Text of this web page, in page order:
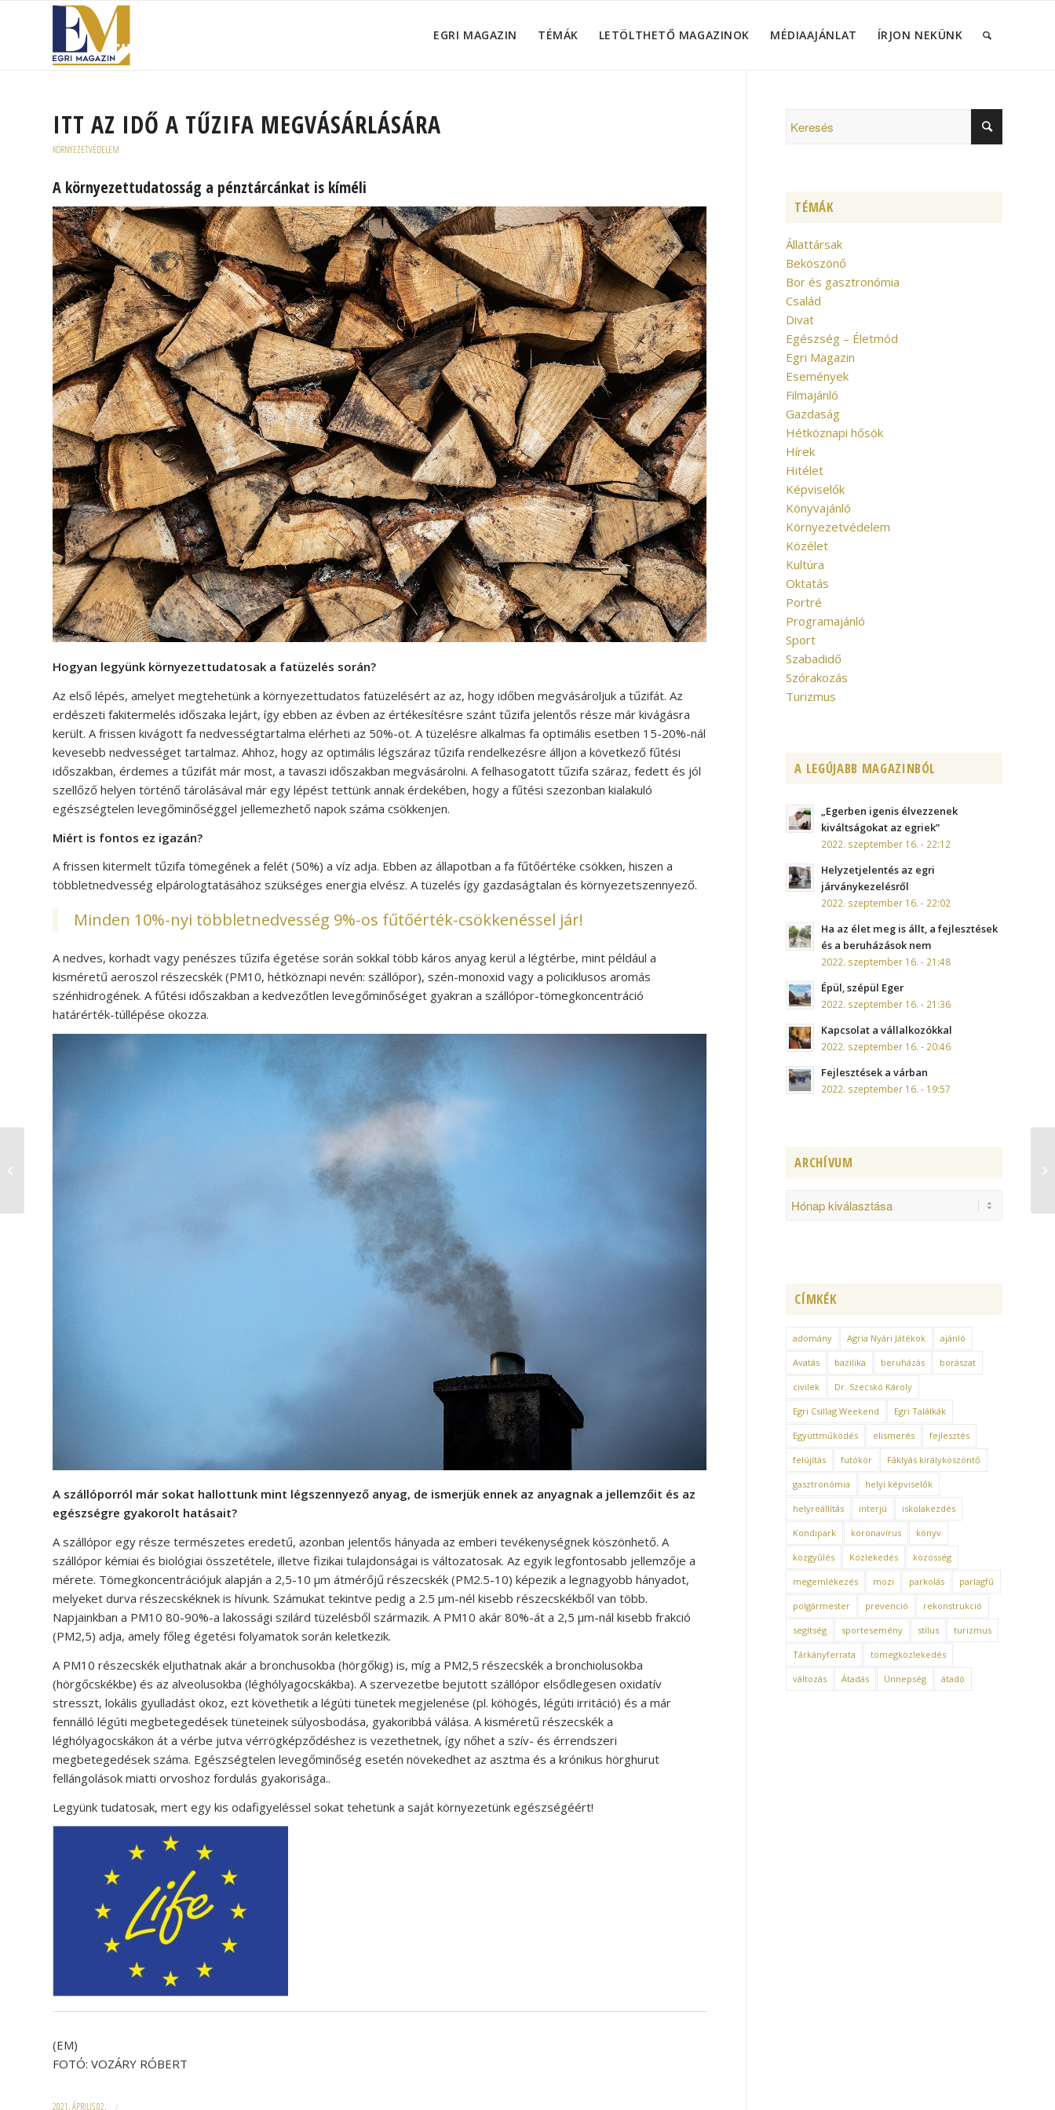
EGRI MAGAZIN TÉMÁK LETÖLTHETŐ MAGAZINOK MÉDIAAJÁNLAT ÍRJON NEKÜNK
ITT AZ IDŐ A TŰZIFA MEGVÁSÁRLÁSÁRA
KÖRNYEZETVÉDELEM
A környezettudatosság a pénztárcánkat is kíméli
Hogyan legyünk környezettudatosak a fatüzelés során?
Az első lépés, amelyet megtehetünk a környezettudatos fatüzelésért az az, hogy időben megvásároljuk a tűzifát. Az
erdészeti fakitermelés időszaka lejárt, így ebben az évben az értékesítésre szánt tűzifa jelentős része már kivágásra
került. A frissen kivágott fa nedvességtartalma elérheti az 50%-ot. A tüzelésre alkalmas fa optimális esetben 15-20%-nál
kevesebb nedvességet tartalmaz. Ahhoz, hogy az optimális légszáraz tűzifa rendelkezésre álljon a következő fűtési
időszakban, érdemes a tűzifát már most, a tavaszi időszakban megvásárolni. A felhasogatott tűzifa száraz, fedett és jól
szellőző helyen történő tárolásával már egy lépést tettünk annak érdekében, hogy a fűtési szezonban kialakuló
egészségtelen levegőminőséggel jellemezhető napok száma csökkenjen.
Miért is fontos ez igazán?
A frissen kitermelt tűzifa tömegének a felét (50%) a víz adja. Ebben az állapotban a fa fűtőértéke csökken, hiszen a
többletnedvesség elpárologtatásához szükséges energia elvész. A tüzelés így gazdaságtalan és környezetszennyező.
Minden 10%-nyi többletnedvesség 9%-os fűtőérték-csökkenéssel jár!
A nedves, korhadt vagy penészes tűzifa égetése során sokkal több káros anyag kerül a légtérbe, mint például a
kisméretű aeroszol részecskék (PM10, hétköznapi nevén: szállópor), szén-monoxid vagy a policiklusos aromás
szénhidrogének. A fűtési időszakban a kedvezőtlen levegőminőséget gyakran a szállópor-tömegkoncentráció
határérték-túllépése okozza.
A szállóporról már sokat hallottunk mint légszennyező anyag, de ismerjük ennek az anyagnak a jellemzőit és az
egészségre gyakorolt hatásait?
A szállópor egy része természetes eredetű, azonban jelentős hányada az emberi tevékenységnek köszönhető. A
szállópor kémiai és biológiai összetétele, illetve fizikai tulajdonságai is változatosak. Az egyik legfontosabb jellemzője a
mérete. Tömegkoncentrációjuk alapján a 2,5-10 µm átmérőjű részecskék (PM2.5-10) képezik a legnagyobb hányadot,
melyeket durva részecskéknek is hívunk. Számukat tekintve pedig a 2.5 µm-nél kisebb részecskékből van több.
Napjainkban a PM10 80-90%-a lakossági szilárd tüzelésből származik. A PM10 akár 80%-át a 2,5 µm-nál kisebb frakció
(PM2,5) adja, amely főleg égetési folyamatok során keletkezik.
A PM10 részecskék eljuthatnak akár a bronchusokba (hörgőkig) is, míg a PM2,5 részecskék a bronchiolusokba
(hörgőcskékbe) és az alveolusokba (léghólyagocskákba). A szervezetbe bejutott szállópor elsődlegesen oxidatív
stresszt, lokális gyulladást okoz, ezt követhetik a légúti tünetek megjelenése (pl. köhögés, légúti irritáció) és a már
fennálló légúti megbetegedések tüneteinek súlyosbodása, gyakoribbá válása. A kisméretű részecskék a
léghólyagocskákon át a vérbe jutva vérrögképződéshez is vezethetnek, így nőhet a szív- és érrendszeri
megbetegedések száma. Egészségtelen levegőminőség esetén növekedhet az asztma és a krónikus hörghurut
fellángolások miatti orvoshoz fordulás gyakorisága..
Legyünk tudatosak, mert egy kis odafigyeléssel sokat tehetünk a saját környezetünk egészségéért!
(EM)
FOTÓ: VOZÁRY RÓBERT
2021. ÁPRILIS 02. /
TÉMÁK
Állattársak
Beköszönő
Bor és gasztronómia
Család
Divat
Egészség – Életmód
Egri Magazin
Események
Filmajánló
Gazdaság
Hétköznapi hősök
Hírek
Hitélet
Képviselők
Könyvajánló
Környezetvédelem
Közélet
Kultúra
Oktatás
Portré
Programajánló
Sport
Szabadidő
Szórakozás
Turizmus
A LEGÚJABB MAGAZINBÓL
„Egerben igenis élvezzenek
kiváltságokat az egriek”
2022. szeptember 16. - 22:12
Helyzetjelentés az egri
járványkezelésről
2022. szeptember 16. - 22:02
Ha az élet meg is állt, a fejlesztések
és a beruházások nem
2022. szeptember 16. - 21:48
Épül, szépül Eger
2022. szeptember 16. - 21:36
Kapcsolat a vállalkozókkal
2022. szeptember 16. - 20:46
Fejlesztések a várban
2022. szeptember 16. - 19:57
ARCHÍVUM
CÍMKÉK
adomány Agria Nyári Játékok ajánló
Avatás bazilika beruházás borászat
civilek Dr. Szecskó Károly
Egri Csillag Weekend Egri Találkák
Együttműködés elismerés fejlesztés
felújítás futókör Fáklyás királyköszöntő
gasztronómia helyi képviselők
helyreállítás interjú iskolakezdés
Kondipark koronavírus könyv
közgyűlés Közlekedés közösség
megemlékezés mozi parkolás parlagfű
polgármester prevenció rekonstrukció
segítség sportesemény stílus turizmus
Tárkányferrata tömegközlekedés
változás Átadás Ünnepség átadó